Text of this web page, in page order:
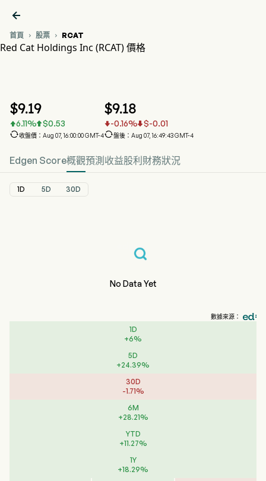

首頁  股票  RCAT
Red Cat Holdings Inc (RCAT) 價格
$9.19
6.11% $0.53
收盤價：Aug 07, 16:00:00 GMT-4
$9.18
-0.16% $-0.01
盤後：Aug 07, 16:49:43 GMT-4
Edgen Score概觀預測 收益股利 財務狀況
1D 5D 30D
No Data Yet
數據來源：
1D
+6%
5D
+24.39%
30D
-1.71%
6M
+28.21%
YTD
+11.27%
1Y
+18.29%